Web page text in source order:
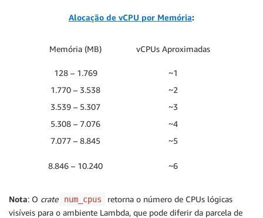
Alocação de vCPU por Memória:
Memória (MB) vCPUs Aproximadas
128 – 1.769
~1
1.770 – 3.538
~2
3.539 – 5.307
~3
5.308 – 7.076
~4
7.077 – 8.845
~5
8.846 – 10.240 ~6
Nota: O crate num_cpus
retorna o número de CPUs lógicas
visíveis para o ambiente Lambda, que pode diferir da parcela de